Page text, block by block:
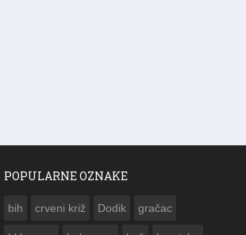
POPULARNE OZNAKE
bih crveni križ Dodik gračac